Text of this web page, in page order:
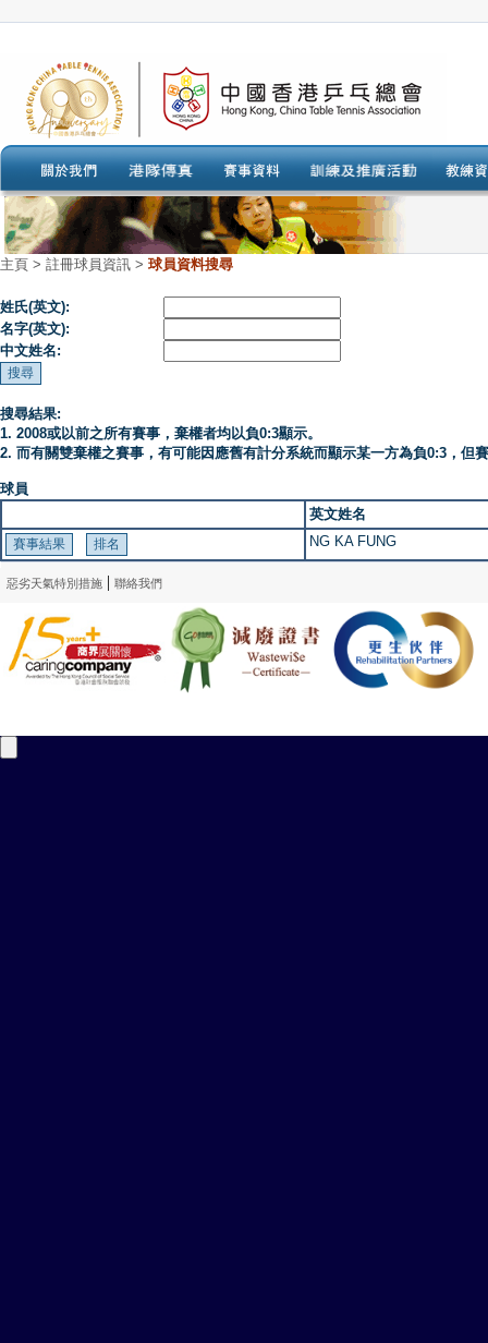
主頁 > 註冊球員資訊 > 球員資料搜尋
姓氏(英文):
名字(英文):
中文姓名:
搜尋結果:
1. 2008或以前之所有賽事，棄權者均以負0:3顯示。
2. 而有關雙棄權之賽事，有可能因應舊有計分系統而顯示某一方為負0:3，但
球員
英文姓名
NG KA FUNG